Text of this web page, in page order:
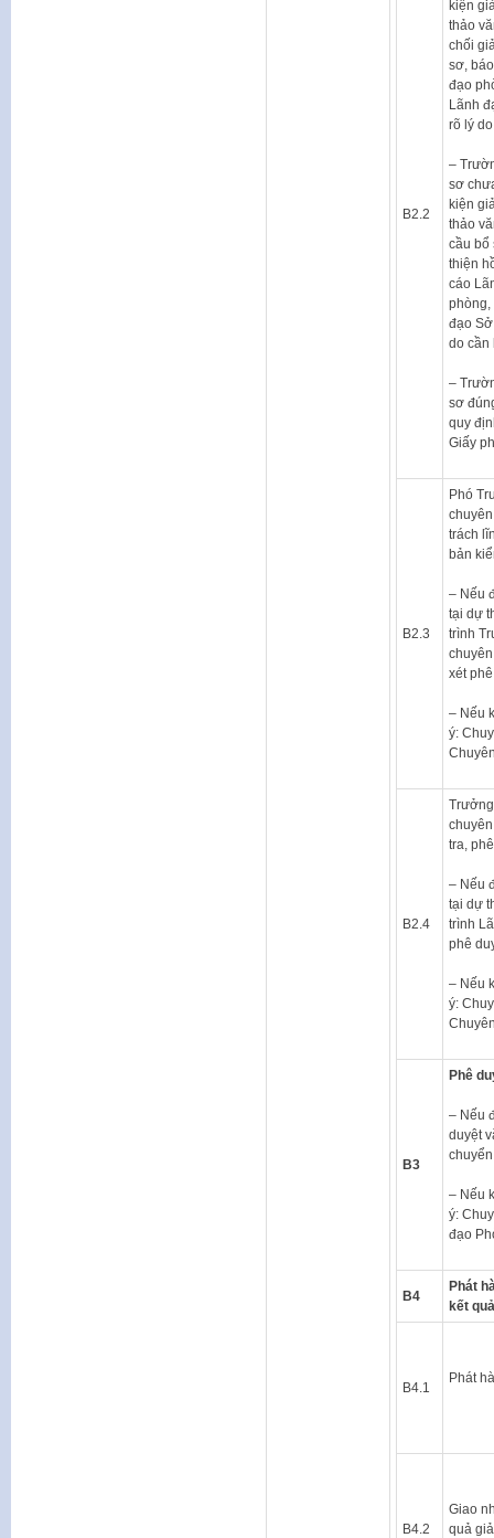
B2.2
kiện
thảo
chối
sơ,
đạo
Lãnh
rõ lý
–
sơ
kiện
thảo
cầu bổ
thiện
cáo
phòng,
đạo
do cần
–
sơ
quy
Giấy
B2.3
Phó
trách
bản
– Nếu
tại dự
trình
xét
– Nếu
ý:
B2.4
tra,
– Nếu
tại dự
trình
phê
– Nếu
ý:
B3
Phê
– Nếu
duyệt
– Nếu
ý:
đạo
B4
Phát
kết quả
B4.1
Phát
B4.2
Giao
quả